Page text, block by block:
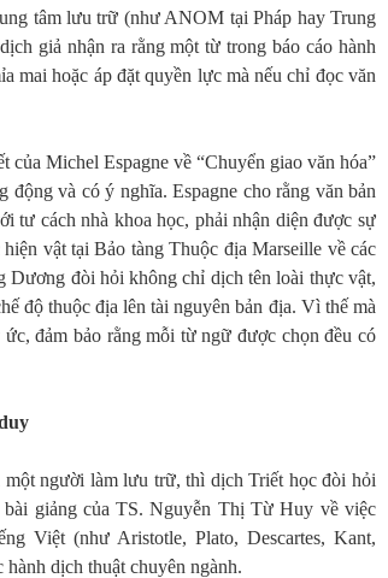
tâm lưu trữ (như ANOM tại Pháp hay Trung
giả nhận ra rằng một từ trong báo cáo hành
mai hoặc áp đặt quyền lực mà nếu chỉ đọc văn
Michel Espagne về “Chuyển giao văn hóa”
và có ý nghĩa. Espagne cho rằng văn bản
tư cách nhà khoa học, phải nhận diện được sự
vật tại Bảo tàng Thuộc địa Marseille về các
Dương đòi hỏi không chỉ dịch tên loài thực vật,
độ thuộc địa lên tài nguyên bản địa. Vì thế mà
đảm bảo rằng mỗi từ ngữ được chọn đều có
người làm lưu trữ, thì dịch Triết học đòi hỏi
giảng của TS. Nguyễn Thị Từ Huy về việc
Việt (như Aristotle, Plato, Descartes, Kant,
dịch thuật chuyên ngành.